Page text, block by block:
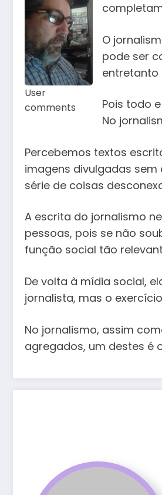
User
comments
O
pode ser
entretanto
Pois todo
No
Percebemos textos
imagens divulgadas
série de coisas
A escrita do jornalismo
pessoas, pois se não
função social tão
De volta à mídia social,
jornalista, mas o
No jornalismo, assim
agregados, um destes é